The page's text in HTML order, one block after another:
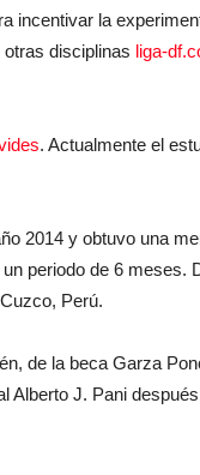
incentivar la
disciplinas liga-
. Actualmente el
2014 y obtuvo una
periodo de 6 meses.
Perú.
de la beca Garza
Alberto J. Pani